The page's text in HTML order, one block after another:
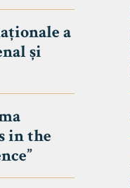
a
și
in the